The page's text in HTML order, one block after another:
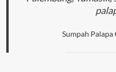
Sumpah